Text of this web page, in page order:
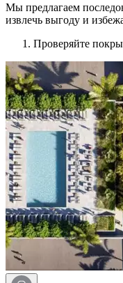
Мы предлагаем
извлечь выгоду и
Проверяйте